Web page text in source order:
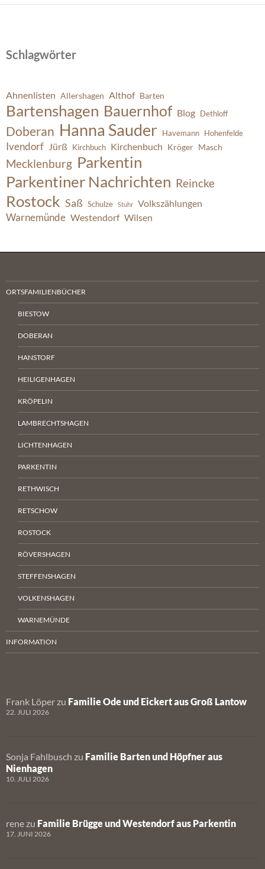
Schlagwörter
Ahnenlisten Allershagen Althof Barten
Bartenshagen Bauernhof Blog Dethloff
Doberan Hanna Sauder Havemann Hohenfelde
Ivendorf Jürß Kirchbuch Kirchenbuch Kröger Masch
Mecklenburg Parkentin
Parkentiner Nachrichten Reincke
Rostock Saß Schulze Stuhr Volkszählungen
Warnemünde Westendorf Wilsen
ORTSFAMILIENBÜCHER
BIESTOW
DOBERAN
HANSTORF
HEILIGENHAGEN
KRÖPELIN
LAMBRECHTSHAGEN
LICHTENHAGEN
PARKENTIN
RETHWISCH
RETSCHOW
ROSTOCK
RÖVERSHAGEN
STEFFENSHAGEN
VOLKENSHAGEN
WARNEMÜNDE
INFORMATION
Frank Löper zu Familie Ode und Eickert aus Groß Lantow
22. JULI 2026
Sonja Fahlbusch zu Familie Barten und Höpfner aus
Nienhagen
10. JULI 2026
rene zu Familie Brügge und Westendorf aus Parkentin
17. JUNI 2026